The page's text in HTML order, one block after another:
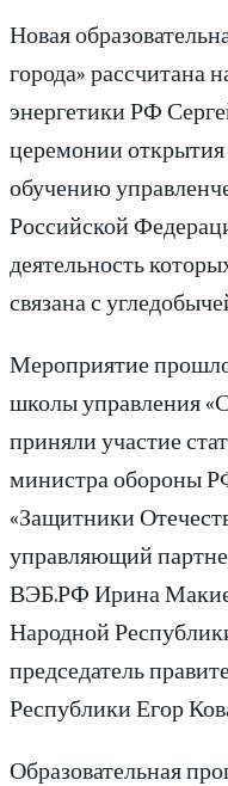
Новая
города» рассчитана
энергетики РФ
церемонии
обучению
Российской
деятельность
связана с
Мероприятие
школы управления
приняли участие
министра обороны
«Защитники
управляющий
ВЭБ.РФ Ирина
Народной
председатель
Республики Егор
Образовательная